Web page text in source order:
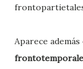
Aparece